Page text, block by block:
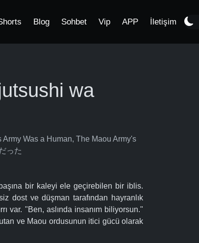
Blog Sohbet Vip APP İletişim
wa
Was a Human, The Maou Army's
った
bir kaleyi ele geçirebilen bir iblis.
dost ve düşman tarafından hayranlık
var. "Ben, aslında insanım biliyorsun."
ve Maou ordusunun itici gücü olarak